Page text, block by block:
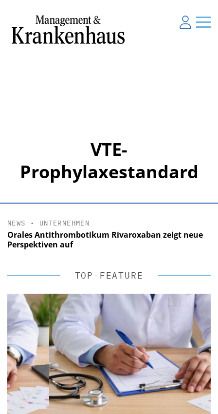
VTE-
Prophylaxestandard
NEWS • UNTERNEHMEN
Orales Antithrombotikum Rivaroxaban zeigt neue
Perspektiven auf
TOP-FEATURE